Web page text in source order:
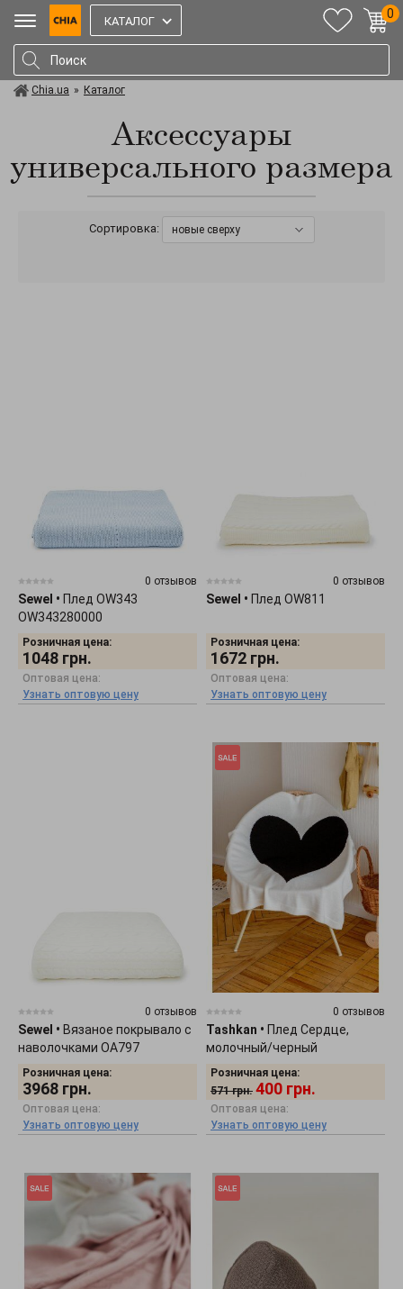
КАТАЛОГ
0
Chia.ua » Каталог
Аксессуары
универсального размера
Сортировка: новые сверху
0 отзывов
Sewel • Плед OW343
OW343280000
Розничная цена:
1048 грн.
Оптовая цена:
Узнать оптовую цену
0 отзывов
Sewel • Плед OW811
Розничная цена:
1672 грн.
Оптовая цена:
Узнать оптовую цену
0 отзывов
Sewel • Вязаное покрывало с
наволочками OA797
Розничная цена:
3968 грн.
Оптовая цена:
Узнать оптовую цену
0 отзывов
Tashkan • Плед Сердце,
молочный/черный
1709000001
Розничная цена:
571 грн. 400 грн.
Оптовая цена:
Узнать оптовую цену